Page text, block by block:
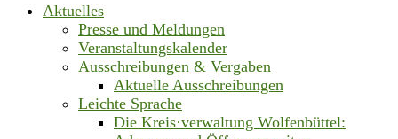
Aktuelles
Presse und Meldungen
Veranstaltungskalender
Ausschreibungen & Vergaben
Aktuelle Ausschreibungen
Leichte Sprache
Die Kreis·verwaltung Wolfenbüttel: